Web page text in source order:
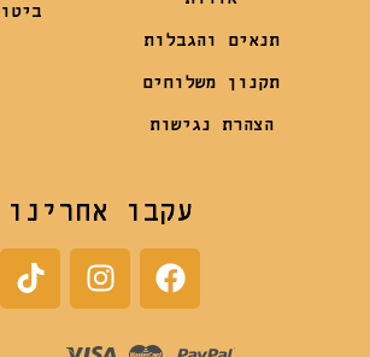
תנאים והגבלות
תקנון משלוחים
הצהרת נגישות
עקבו אחרינו